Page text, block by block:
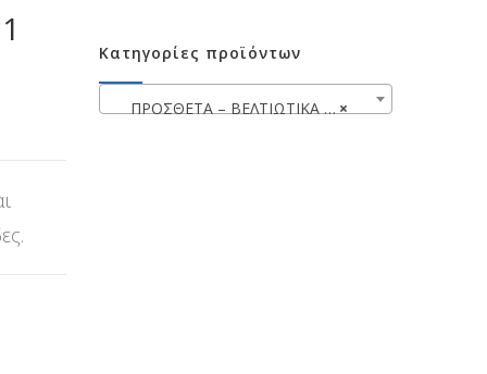
Κατηγορίες προϊόντων
×
ΠΡΟΣΘΕΤΑ – ΒΕΛΤΙΩΤΙΚΑ – ΧΗΜΙΚΑ WYNN’S